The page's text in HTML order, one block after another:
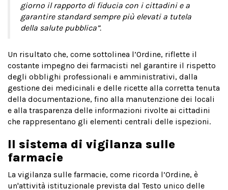
giorno il rapporto di fiducia con i cittadini e a
garantire standard sempre più elevati a tutela
della salute pubblica”.
Un risultato che, come sottolinea l’Ordine, riflette il
costante impegno dei farmacisti nel garantire il rispetto
degli obblighi professionali e amministrativi, dalla
gestione dei medicinali e delle ricette alla corretta tenuta
della documentazione, fino alla manutenzione dei locali
e alla trasparenza delle informazioni rivolte ai cittadini
che rappresentano gli elementi centrali delle ispezioni.
Il sistema di vigilanza sulle
farmacie
La vigilanza sulle farmacie, come ricorda l’Ordine, è
un'attività istituzionale prevista dal Testo unico delle